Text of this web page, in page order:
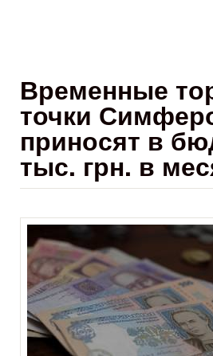
Временные
точки
приносят в
тыс. грн. в